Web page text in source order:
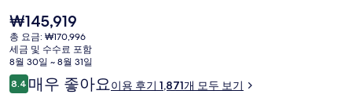
너
에
어
포
현
재
가
격
은
₩145,919
₩145,919
총 요금: ₩170,996
세금 및 수수료 포함
8월 30일 ~ 8월 31일
이
용
8.410점 만점 중 8.4점.
매우 좋아요이용 후기 1,871개 모두 보기